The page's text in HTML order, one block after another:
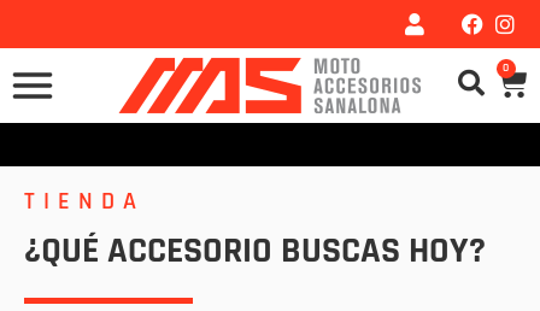
al
contenido
0
TIENDA
¿QUÉ ACCESORIO BUSCAS HOY?